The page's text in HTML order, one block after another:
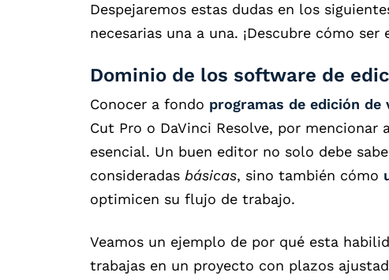
Despejaremos estas dudas en los
necesarias una a una. ¡Descubre cómo ser
Dominio de los software de
Conocer a fondo programas de edición de
Cut Pro o DaVinci Resolve, por mencionar
esencial. Un buen editor no solo debe
consideradas básicas, sino también cómo
optimicen su flujo de trabajo.
Veamos un ejemplo de por qué esta
trabajas en un proyecto con plazos